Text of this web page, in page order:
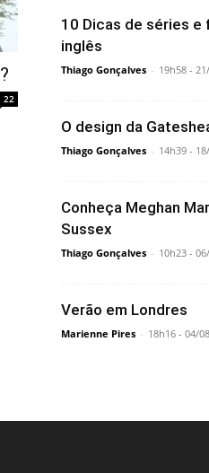
22
10 Dicas de séries e
inglês
Thiago Gonçalves - 19h58 -
O design da
Thiago Gonçalves - 14h39 -
Conheça Meghan
Sussex
Thiago Gonçalves - 10h23 -
Verão em Londres
Marienne Pires - 18h16 - 04/